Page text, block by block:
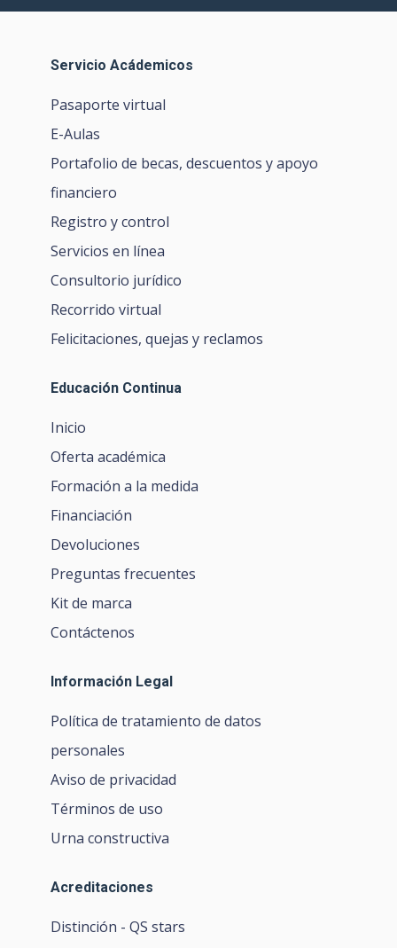
Pasaporte virtual
E-Aulas
Portafolio de becas, descuentos y apoyo
financiero
Registro y control
Servicios en línea
Consultorio jurídico
Recorrido virtual
Felicitaciones, quejas y reclamos
Inicio
Oferta académica
Formación a la medida
Financiación
Devoluciones
Preguntas frecuentes
Kit de marca
Contáctenos
Política de tratamiento de datos
personales
Aviso de privacidad
Términos de uso
Urna constructiva
Distinción - QS stars
Distinción - CNA